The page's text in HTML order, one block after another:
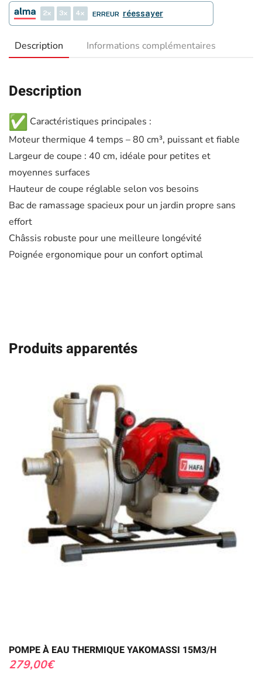
2 3 4 ERREUR réessayer
Description Informations complémentaires
Description
Caractéristiques principales :
Moteur thermique 4 temps – 80 cm³, puissant et fiable
Largeur de coupe : 40 cm, idéale pour petites et
moyennes surfaces
Hauteur de coupe réglable selon vos besoins
Bac de ramassage spacieux pour un jardin propre sans
effort
Châssis robuste pour une meilleure longévité
Poignée ergonomique pour un confort optimal
Produits apparentés
POMPE À EAU THERMIQUE YAKOMASSI 15M3/H
279,00€